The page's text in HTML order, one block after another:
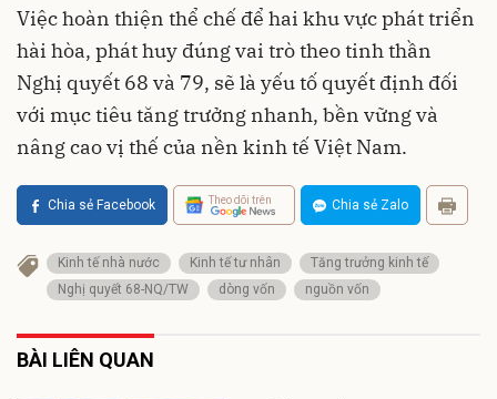
Việc hoàn thiện thể chế để hai khu vực phát triển
hài hòa, phát huy đúng vai trò theo tinh thần
Nghị quyết 68 và 79, sẽ là yếu tố quyết định đối
với mục tiêu tăng trưởng nhanh, bền vững và
nâng cao vị thế của nền kinh tế Việt Nam.
Chia sẻ Facebook Theo dõi trên Chia sẻ Zalo
Kinh tế nhà nước Kinh tế tư nhân
Tăng trưởng kinh tế
Nghị quyết 68-NQ/TW
dòng vốn nguồn vốn
BÀI LIÊN QUAN